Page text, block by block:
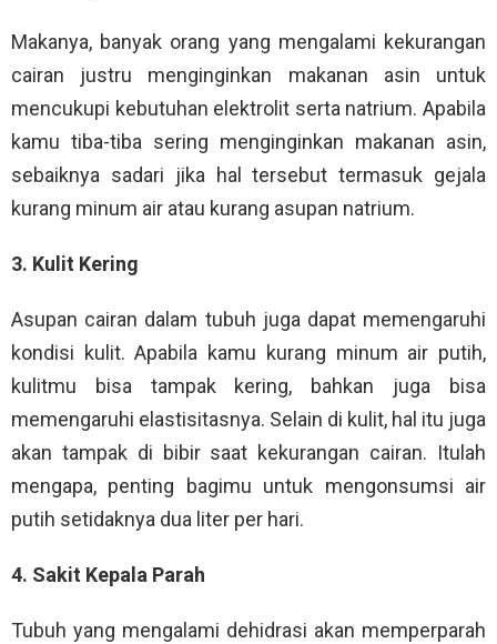
Makanya, banyak orang yang mengalami kekurangan
cairan justru menginginkan makanan asin untuk
mencukupi kebutuhan elektrolit serta natrium. Apabila
kamu tiba-tiba sering menginginkan makanan asin,
sebaiknya sadari jika hal tersebut termasuk gejala
kurang minum air atau kurang asupan natrium.
3. Kulit Kering
Asupan cairan dalam tubuh juga dapat memengaruhi
kondisi kulit. Apabila kamu kurang minum air putih,
kulitmu bisa tampak kering, bahkan juga bisa
memengaruhi elastisitasnya. Selain di kulit, hal itu juga
akan tampak di bibir saat kekurangan cairan. Itulah
mengapa, penting bagimu untuk mengonsumsi air
putih setidaknya dua liter per hari.
4. Sakit Kepala Parah
Tubuh yang mengalami dehidrasi akan memperparah